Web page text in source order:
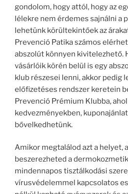
gondolom, hogy attól, hogy az
lélekre nem érdemes sajnálni a
lehetünk körültekintőek az
Prevenció Patika számos
abszolút könnyen kivitelezhető.
vásárlóik körén belül is egy
klub részesei lenni, akkor pedig
előfizetéses rendszer keretein
Prevenció Prémium Klubba,
kedvezményekben,
bővelkedhetünk.
Amikor megtalálod azt a helyet,
beszerezheted a
mindennapos tisztálkodási
vírusvédelemmel kapcsolatos